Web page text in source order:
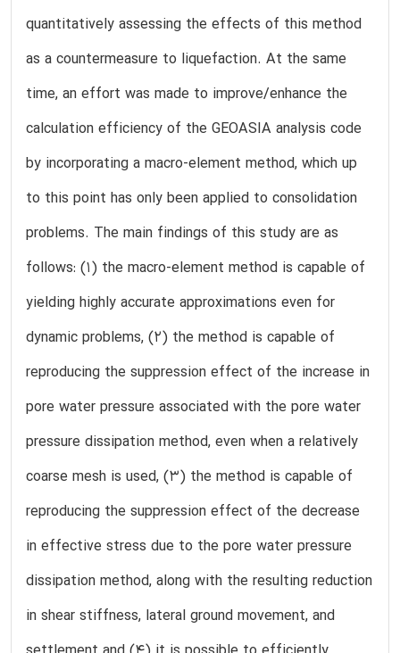
quantitatively assessing the effects of this method
as a countermeasure to liquefaction. At the same
time, an effort was made to improve/enhance the
calculation efficiency of the GEOASIA analysis code
by incorporating a macro-element method, which up
to this point has only been applied to consolidation
problems. The main findings of this study are as
follows: (1) the macro-element method is capable of
yielding highly accurate approximations even for
dynamic problems, (2) the method is capable of
reproducing the suppression effect of the increase in
pore water pressure associated with the pore water
pressure dissipation method, even when a relatively
coarse mesh is used, (3) the method is capable of
reproducing the suppression effect of the decrease
in effective stress due to the pore water pressure
dissipation method, along with the resulting reduction
in shear stiffness, lateral ground movement, and